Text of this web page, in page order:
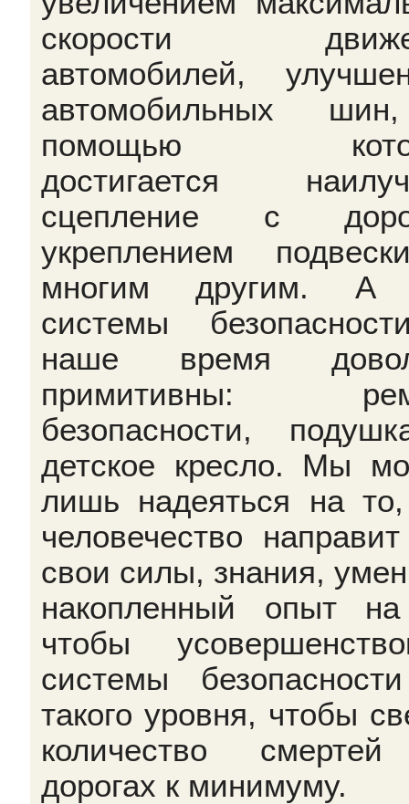
скорости
автомобилей,
автомобильных
помощью
достигается
сцепление с
укреплением
многим другим. А
системы
наше время
примитивны:
безопасности,
детское кресло. Мы
лишь надеяться на
человечество
свои силы, знания,
накопленный опыт
чтобы
системы
такого уровня, чтобы
количество
дорогах к минимуму.